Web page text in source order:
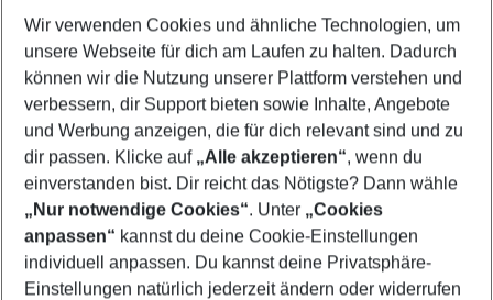
Quicklinks
Flug & Hotel Puerto Plata
Pauschalreisen Puerto Plata
Footer
Footer navigation
Über uns
Wir verwenden Cookies und ähnliche Technologien, um
unsere Webseite für dich am Laufen zu halten. Dadurch
können wir die Nutzung unserer Plattform verstehen und
verbessern, dir Support bieten sowie Inhalte, Angebote
und Werbung anzeigen, die für dich relevant sind und zu
dir passen. Klicke auf „Alle akzeptieren“, wenn du
einverstanden bist. Dir reicht das Nötigste? Dann wähle
„Nur notwendige Cookies“. Unter „Cookies
anpassen“ kannst du deine Cookie-Einstellungen
individuell anpassen. Du kannst deine Privatsphäre-
Einstellungen natürlich jederzeit ändern oder widerrufen